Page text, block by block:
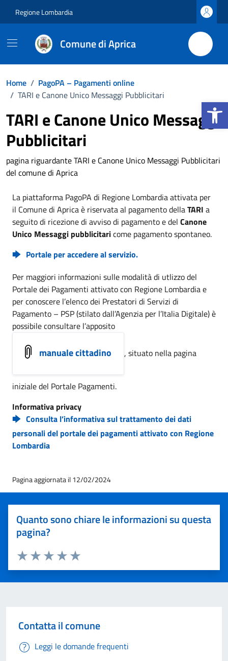
Apri la
Regione Lombardia
Comune di Aprica
Home / PagoPA – Pagamenti online
/ TARI e Canone Unico Messaggi Pubblicitari
TARI e Canone Unico Messaggi
Pubblicitari
pagina riguardante TARI e Canone Unico Messaggi Pubblicitari
del comune di Aprica
La piattaforma PagoPA di Regione Lombardia attivata per
il Comune di Aprica è riservata al pagamento dellaTARI a
seguito di ricezione di avviso di pagamento e del Canone
Unico Messaggi pubblicitaricome pagamento spontaneo.
Portale per accedere al servizio.
Per maggiori informazioni sulle modalità di utlizzo del
Portale dei Pagamenti attivato con Regione Lombardia e
per conoscere l’elenco dei Prestatori di Servizi di
Pagamento – PSP (stilato dall’Agenzia per l’Italia Digitale) è
possibile consultare l’apposito
manuale cittadino , situato nella pagina
iniziale del Portale Pagamenti.
Informativa privacy
Consulta l’informativa sul trattamento dei dati
personali del portale dei pagamenti attivato con Regione
Lombardia
Pagina aggiornata il 12/02/2024
Quanto sono chiare le informazioni su questa
pagina?
Valuta 5 stelle su 5
Valuta 4 stelle su 5
Valuta 3 stelle su 5
Valuta 2 stelle su 5
Valuta 1 stelle su 5
Contatta il comune
Leggi le domande frequenti